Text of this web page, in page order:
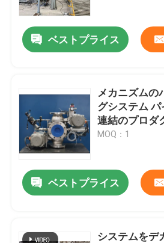
ベストプライス
メカニズムの
グシステム
連結のプロダ
MOQ：1
ベストプライス
システムをデ